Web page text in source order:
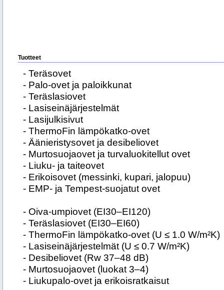
Tuotteet
- Teräsovet
- Palo-ovet ja paloikkunat
- Teräslasiovet
- Lasiseinäjärjestelmät
- Lasijulkisivut
- ThermoFin lämpökatko-ovet
- Äänieristysovet ja desibeliovet
- Murtosuojaovet ja turvaluokitellut ovet
- Liuku- ja taiteovet
- Erikoisovet (messinki, kupari, jalopuu)
- EMP- ja Tempest-suojatut ovet
- Oiva-umpiovet (EI30–EI120)
- Teräslasiovet (EI30–EI60)
- ThermoFin lämpökatko-ovet (U ≤ 1.0 W/m²K)
- Lasiseinäjärjestelmät (U ≤ 0.7 W/m²K)
- Desibeliovet (Rw 37–48 dB)
- Murtosuojaovet (luokat 3–4)
- Liukupalo-ovet ja erikoisratkaisut